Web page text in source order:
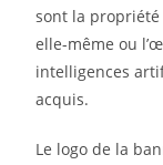
sont la propriété
elle-même ou
intelligences
acquis.
Le logo de la